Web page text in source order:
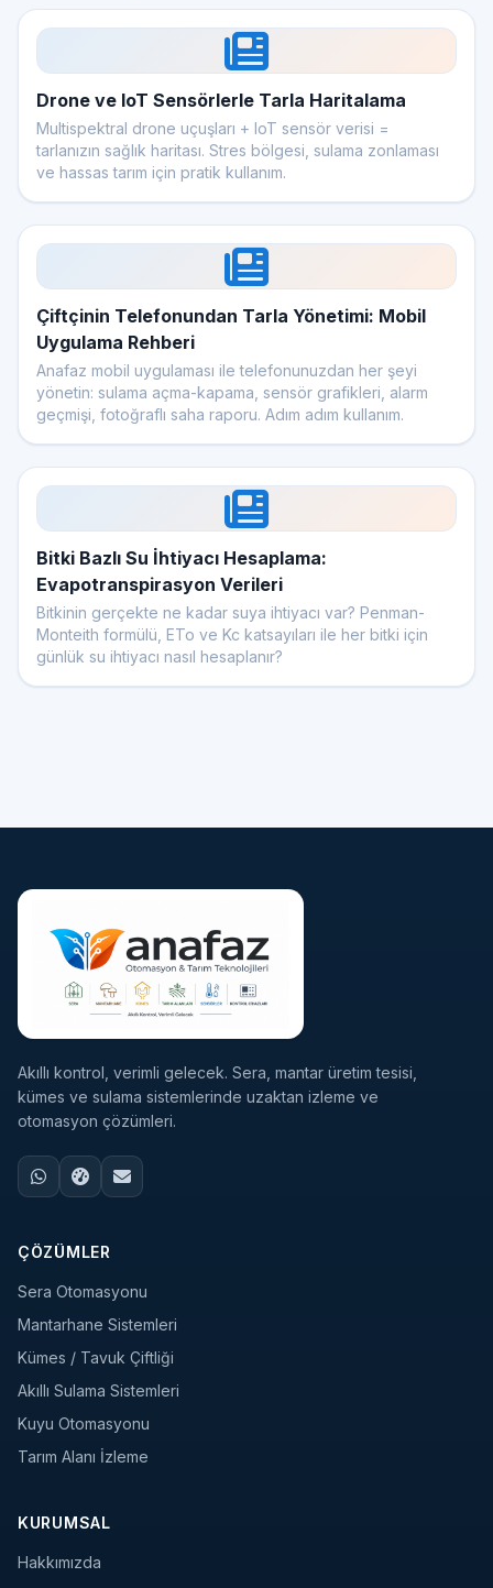
Drone ve IoT Sensörlerle Tarla Haritalama
Multispektral drone uçuşları + IoT sensör verisi =
tarlanızın sağlık haritası. Stres bölgesi, sulama zonlaması
ve hassas tarım için pratik kullanım.
Çiftçinin Telefonundan Tarla Yönetimi: Mobil
Uygulama Rehberi
Anafaz mobil uygulaması ile telefonunuzdan her şeyi
yönetin: sulama açma-kapama, sensör grafikleri, alarm
geçmişi, fotoğraflı saha raporu. Adım adım kullanım.
Bitki Bazlı Su İhtiyacı Hesaplama:
Evapotranspirasyon Verileri
Bitkinin gerçekte ne kadar suya ihtiyacı var? Penman-
Monteith formülü, ETo ve Kc katsayıları ile her bitki için
günlük su ihtiyacı nasıl hesaplanır?
Akıllı kontrol, verimli gelecek. Sera, mantar üretim tesisi,
kümes ve sulama sistemlerinde uzaktan izleme ve
otomasyon çözümleri.
ÇÖZÜMLER
Sera Otomasyonu
Mantarhane Sistemleri
Kümes / Tavuk Çiftliği
Akıllı Sulama Sistemleri
Kuyu Otomasyonu
Tarım Alanı İzleme
KURUMSAL
Hakkımızda